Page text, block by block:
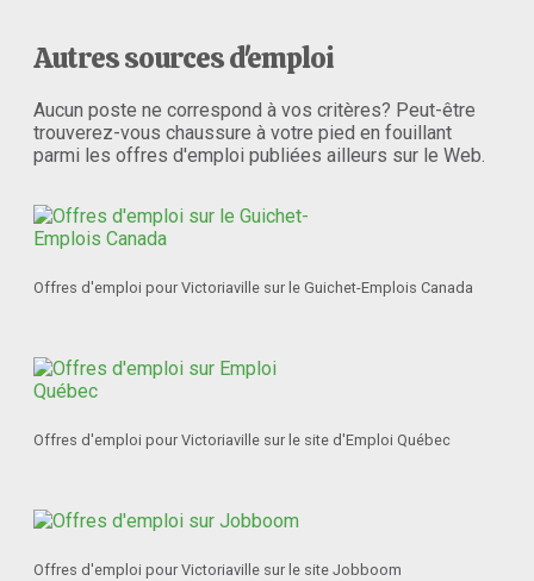
Autres sources d'emploi
Aucun poste ne correspond à vos critères? Peut-être
trouverez-vous chaussure à votre pied en fouillant
parmi les offres d'emploi publiées ailleurs sur le Web.
Offres d'emploi pour Victoriaville sur le Guichet-Emplois Canada
Offres d'emploi pour Victoriaville sur le site d'Emploi Québec
Offres d'emploi pour Victoriaville sur le site Jobboom